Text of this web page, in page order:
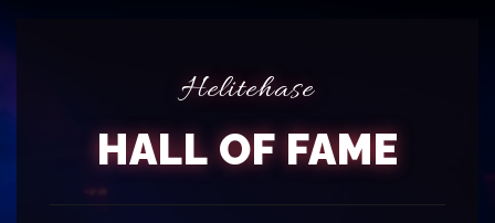
Helitehase
HALL OF FAME